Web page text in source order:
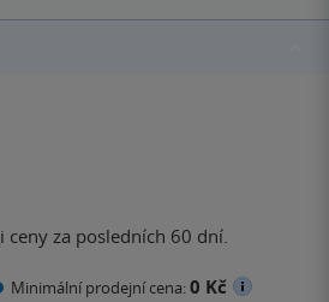
za posledních 60 dní.
Minimální prodejní cena:0 Kč